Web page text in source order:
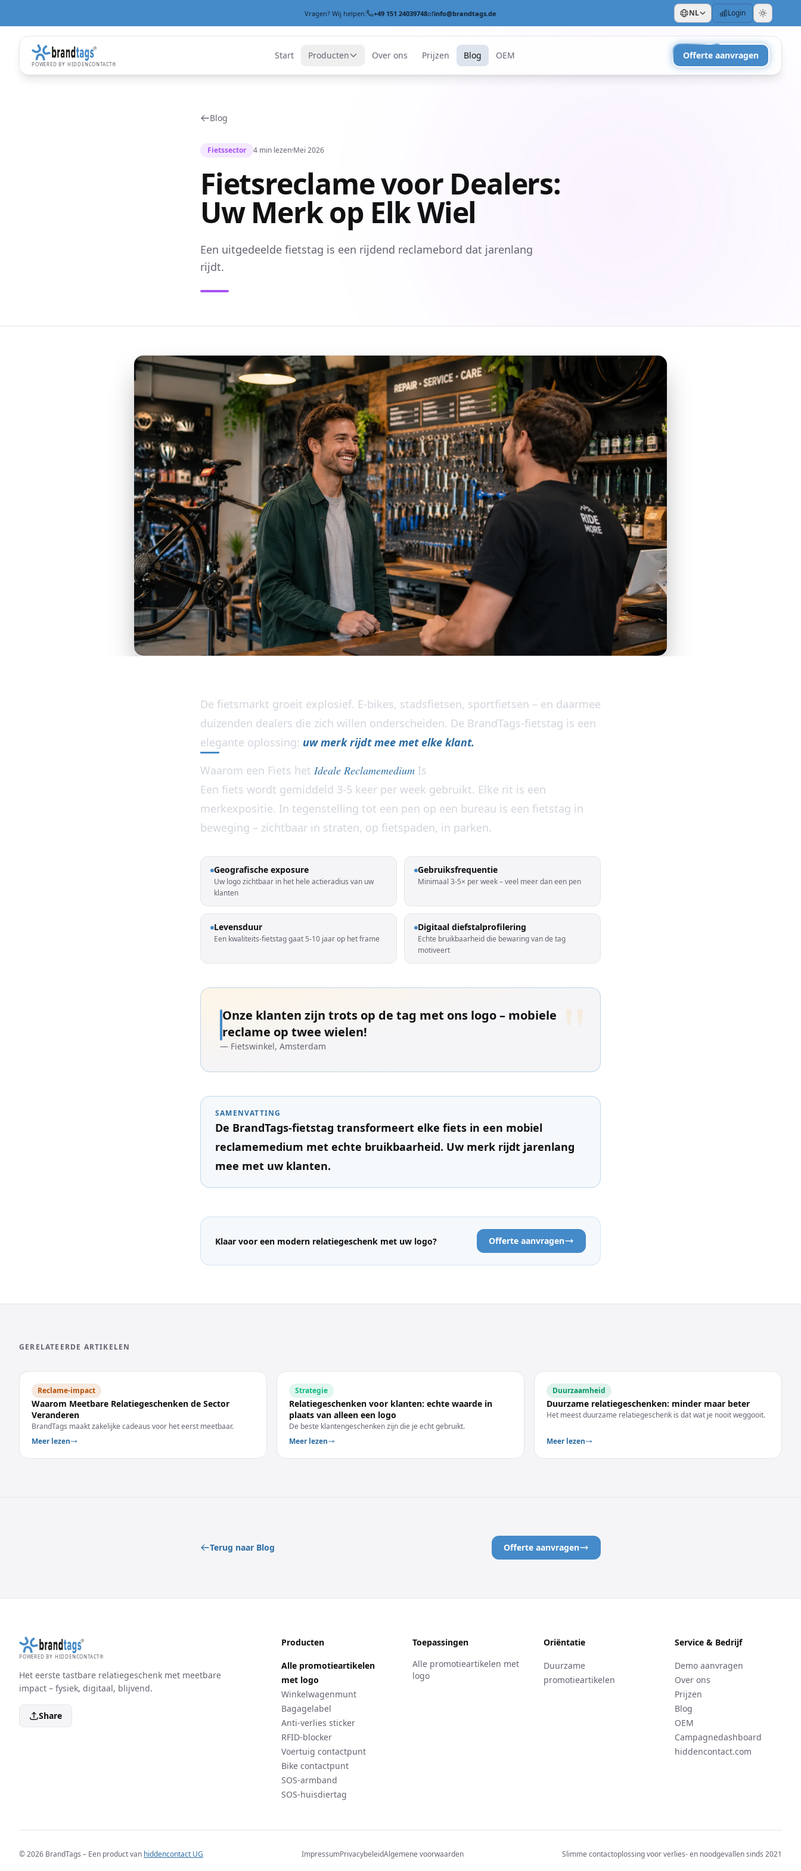
Vragen? Wij helpen: +49 151 24039748ofinfo@brandtags.de NL Login
POWERED BY HIDDENCONTACT®
Start Producten Over ons Prijzen Blog OEM Offerte aanvragen
Blog
Fietssector 4 min lezen·Mei 2026
Fietsreclame voor Dealers:
Uw Merk op Elk Wiel
Een uitgedeelde fietstag is een rijdend reclamebord dat jarenlang
rijdt.
De fietsmarkt groeit explosief. E-bikes, stadsfietsen, sportfietsen – en daarmee
duizenden dealers die zich willen onderscheiden. De BrandTags-fietstag is een
elegante oplossing: uw merk rijdt mee met elke klant.
Waarom een Fiets het Ideale Reclamemedium Is
Een fiets wordt gemiddeld 3-5 keer per week gebruikt. Elke rit is een
merkexpositie. In tegenstelling tot een pen op een bureau is een fietstag in
beweging – zichtbaar in straten, op fietspaden, in parken.
Geografische exposure
Uw logo zichtbaar in het hele actieradius van uw
klanten
Gebruiksfrequentie
Minimaal 3-5× per week – veel meer dan een pen
Levensduur
Een kwaliteits-fietstag gaat 5-10 jaar op het frame
Digitaal diefstalprofilering
Echte bruikbaarheid die bewaring van de tag
motiveert
"
Onze klanten zijn trots op de tag met ons logo – mobiele
reclame op twee wielen!
— Fietswinkel, Amsterdam
SAMENVATTING
De BrandTags-fietstag transformeert elke fiets in een mobiel
reclamemedium met echte bruikbaarheid. Uw merk rijdt jarenlang
mee met uw klanten.
Klaar voor een modern relatiegeschenk met uw logo? Offerte aanvragen
GERELATEERDE ARTIKELEN
Reclame-impact
Waarom Meetbare Relatiegeschenken de Sector
Veranderen
BrandTags maakt zakelijke cadeaus voor het eerst meetbaar.
Meer lezen
Strategie
Relatiegeschenken voor klanten: echte waarde in
plaats van alleen een logo
De beste klantengeschenken zijn die je echt gebruikt.
Meer lezen
Duurzaamheid
Duurzame relatiegeschenken: minder maar beter
Het meest duurzame relatiegeschenk is dat wat je nooit weggooit.
Meer lezen
Terug naar Blog Offerte aanvragen
POWERED BY HIDDENCONTACT®
Het eerste tastbare relatiegeschenk met meetbare
impact – fysiek, digitaal, blijvend.
Share
Producten
Alle promotieartikelen
met logo
Winkelwagenmunt
Bagagelabel
Anti-verlies sticker
RFID-blocker
Voertuig contactpunt
Bike contactpunt
SOS-armband
SOS-huisdiertag
Toepassingen
Alle promotieartikelen met
logo
Oriëntatie
Duurzame
promotieartikelen
Service & Bedrijf
Demo aanvragen
Over ons
Prijzen
Blog
OEM
Campagnedashboard
hiddencontact.com
© 2026 BrandTags – Een product van hiddencontact UG ImpressumPrivacybeleidAlgemene voorwaarden Slimme contactoplossing voor verlies- en noodgevallen sinds 2021